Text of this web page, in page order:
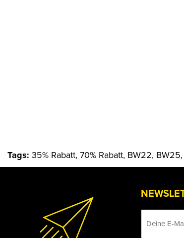
Tags: 35% Rabatt, 70% Rabatt, BW22,